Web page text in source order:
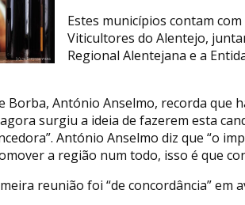
Estes municípios contam
Viticultores do Alentejo,
Regional Alentejana e a
Borba, António Anselmo, recorda que
surgiu a ideia de fazerem esta
António Anselmo diz que “o
a região num todo, isso é que
reunião foi “de concordância” em